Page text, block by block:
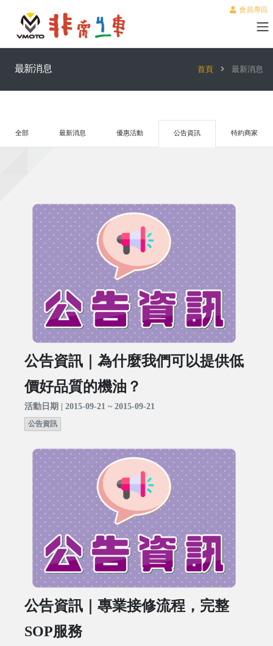
會員專區
最新消息 首頁 最新消息
全部 最新消息 優惠活動 公告資訊 特約商家
公告資訊｜為什麼我們可以提供低
價好品質的機油？
活動日期 | 2015-09-21 ~ 2015-09-21
公告資訊
公告資訊｜專業接修流程，完整
SOP服務